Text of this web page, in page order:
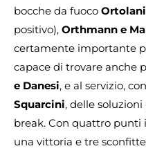
bocche da fuoco Ortolani
positivo), Orthmann e
certamente importante
capace di trovare anche
e Danesi, e al servizio,
Squarcini, delle
break. Con quattro punti
una vittoria e tre